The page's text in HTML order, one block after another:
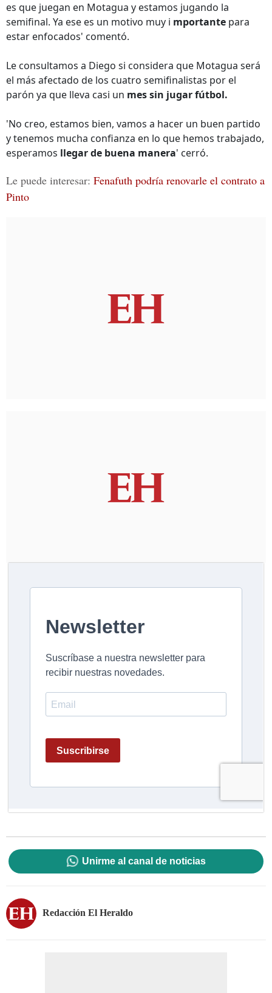
es que juegan en Motagua y estamos jugando la
semifinal. Ya ese es un motivo muy i mportante para
estar enfocados' comentó.
Le consultamos a Diego si considera que Motagua será
el más afectado de los cuatro semifinalistas por el
parón ya que lleva casi un mes sin jugar fútbol.
'No creo, estamos bien, vamos a hacer un buen partido
y tenemos mucha confianza en lo que hemos trabajado,
esperamos llegar de buena manera' cerró.
Le puede interesar: Fenafuth podría renovarle el contrato a
Pinto
Unirme al canal de noticias
Redacción El Heraldo